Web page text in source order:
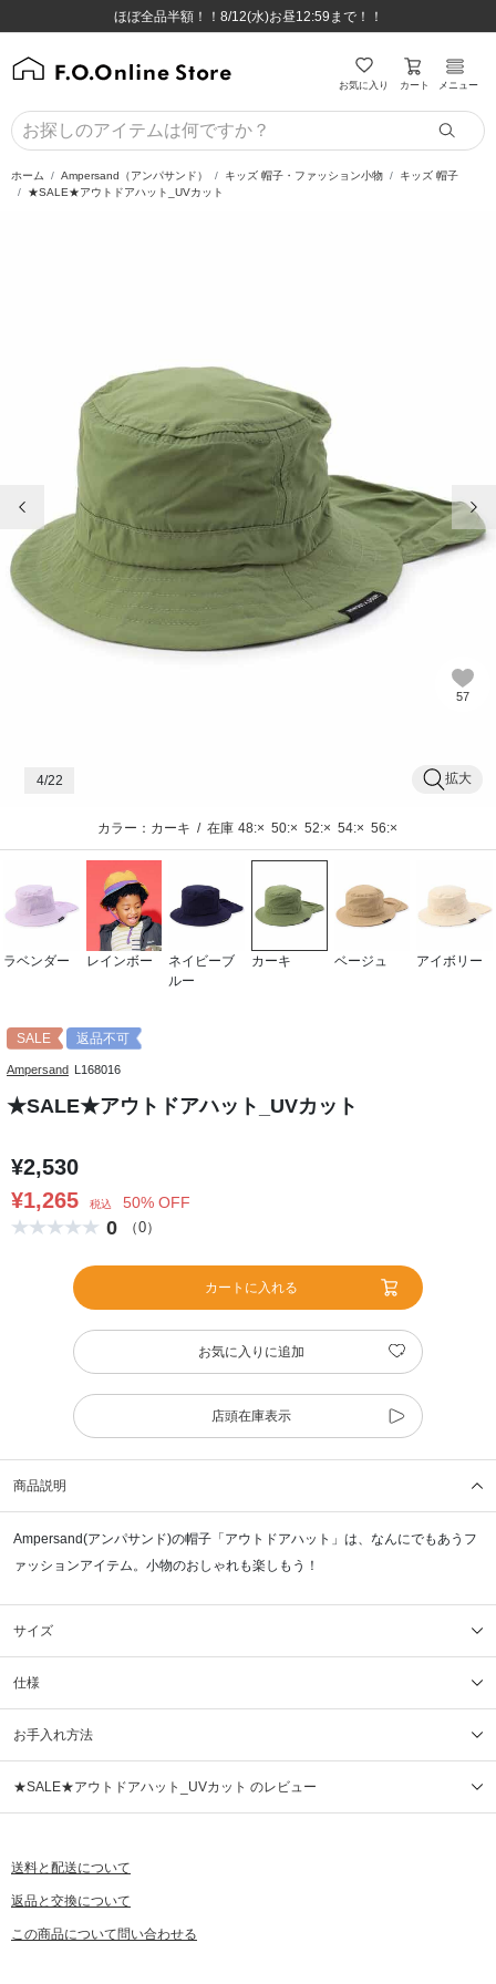
8,800円(税込)以上のお買い物で送料無料♪
ほぼ全品半額！！8/12(水)お昼12:59まで！！
8,800円(税込)以上のお買い物で送料無料♪
ほぼ全品半額！！8/12(水)お昼12:59まで！！
お気に入り カート メニュー
ホーム Ampersand（アンパサンド） キッズ 帽子・ファッション小物
キッズ 帽子
★SALE★アウトドアハット_UVカット
57
拡大
4/22
カラー：カーキ / 在庫 48:× 50:× 52:× 54:× 56:×
ラベンダー レインボー
ネイビーブ
ルー
カーキ ベージュ アイボリー
SALE 返品不可
Ampersand L168016
★SALE★アウトドアハット_UVカット
¥2,530
¥1,265
税込 50% OFF
0 （0）
カートに入れる
お気に入りに追加
店頭在庫表示
商品説明
Ampersand(アンパサンド)の帽子「アウトドアハット」は、なんにでもあうフ
ァッションアイテム。小物のおしゃれも楽しもう！
サイズ
仕様
お手入れ方法
★SALE★アウトドアハット_UVカット のレビュー
送料と配送について
返品と交換について
この商品について問い合わせる